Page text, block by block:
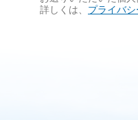
項
詳しくは、 プライバ